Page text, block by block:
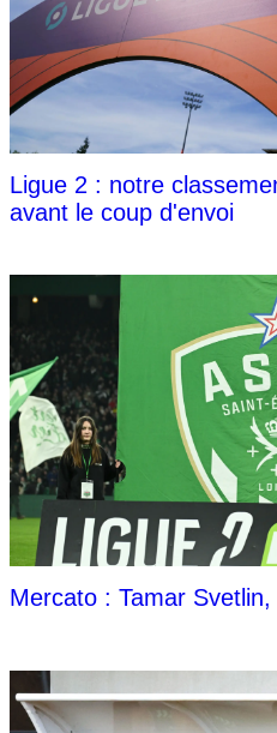
Ligue 2 : notre
avant le coup d'envoi
Mercato : Tamar